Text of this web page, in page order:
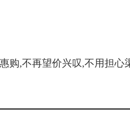
购,不再望价兴叹,不用担